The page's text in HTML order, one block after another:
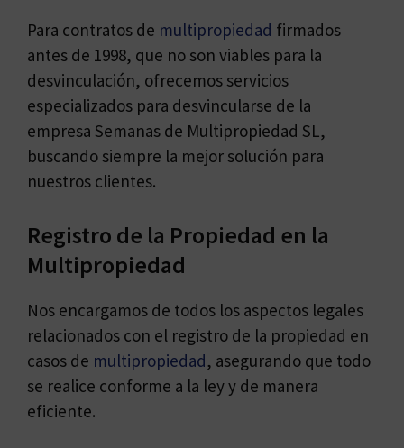
Para contratos de multipropiedad firmados
antes de 1998, que no son viables para la
desvinculación, ofrecemos servicios
especializados para desvincularse de la
empresa Semanas de Multipropiedad SL,
buscando siempre la mejor solución para
nuestros clientes.
Registro de la Propiedad en la
Multipropiedad
Nos encargamos de todos los aspectos legales
relacionados con el registro de la propiedad en
casos de multipropiedad, asegurando que todo
se realice conforme a la ley y de manera
eficiente.